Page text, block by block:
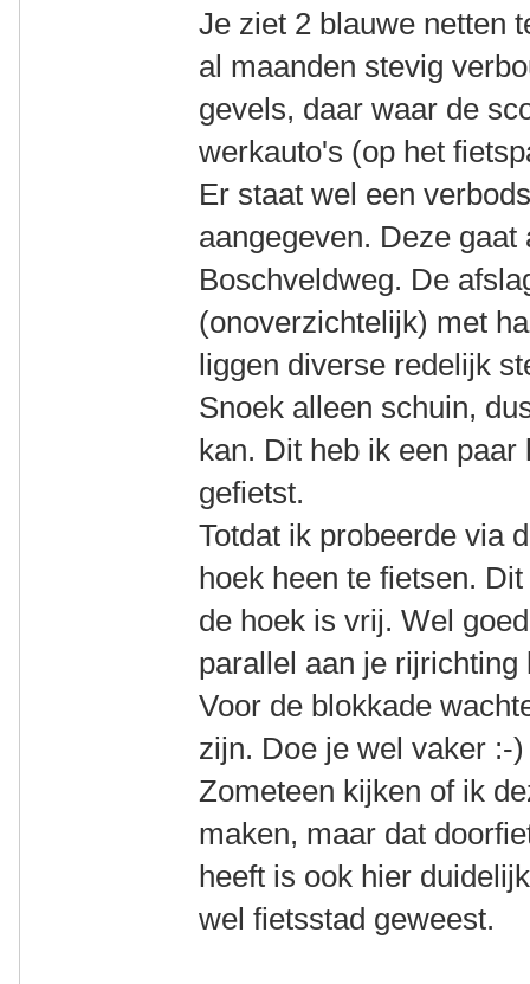
Je ziet 2 blauwe netten
al maanden stevig
gevels, daar waar de
werkauto's (op het
Er staat wel een
aangegeven. Deze
Boschveldweg. De
(onoverzichtelijk) met
liggen diverse redelijk
Snoek alleen schuin,
kan. Dit heb ik een
gefietst.
Totdat ik probeerde via
hoek heen te fietsen.
de hoek is vrij. Wel
parallel aan je
Voor de blokkade
zijn. Doe je wel vaker :-)
Zometeen kijken of ik
maken, maar dat
heeft is ook hier
wel fietsstad geweest.